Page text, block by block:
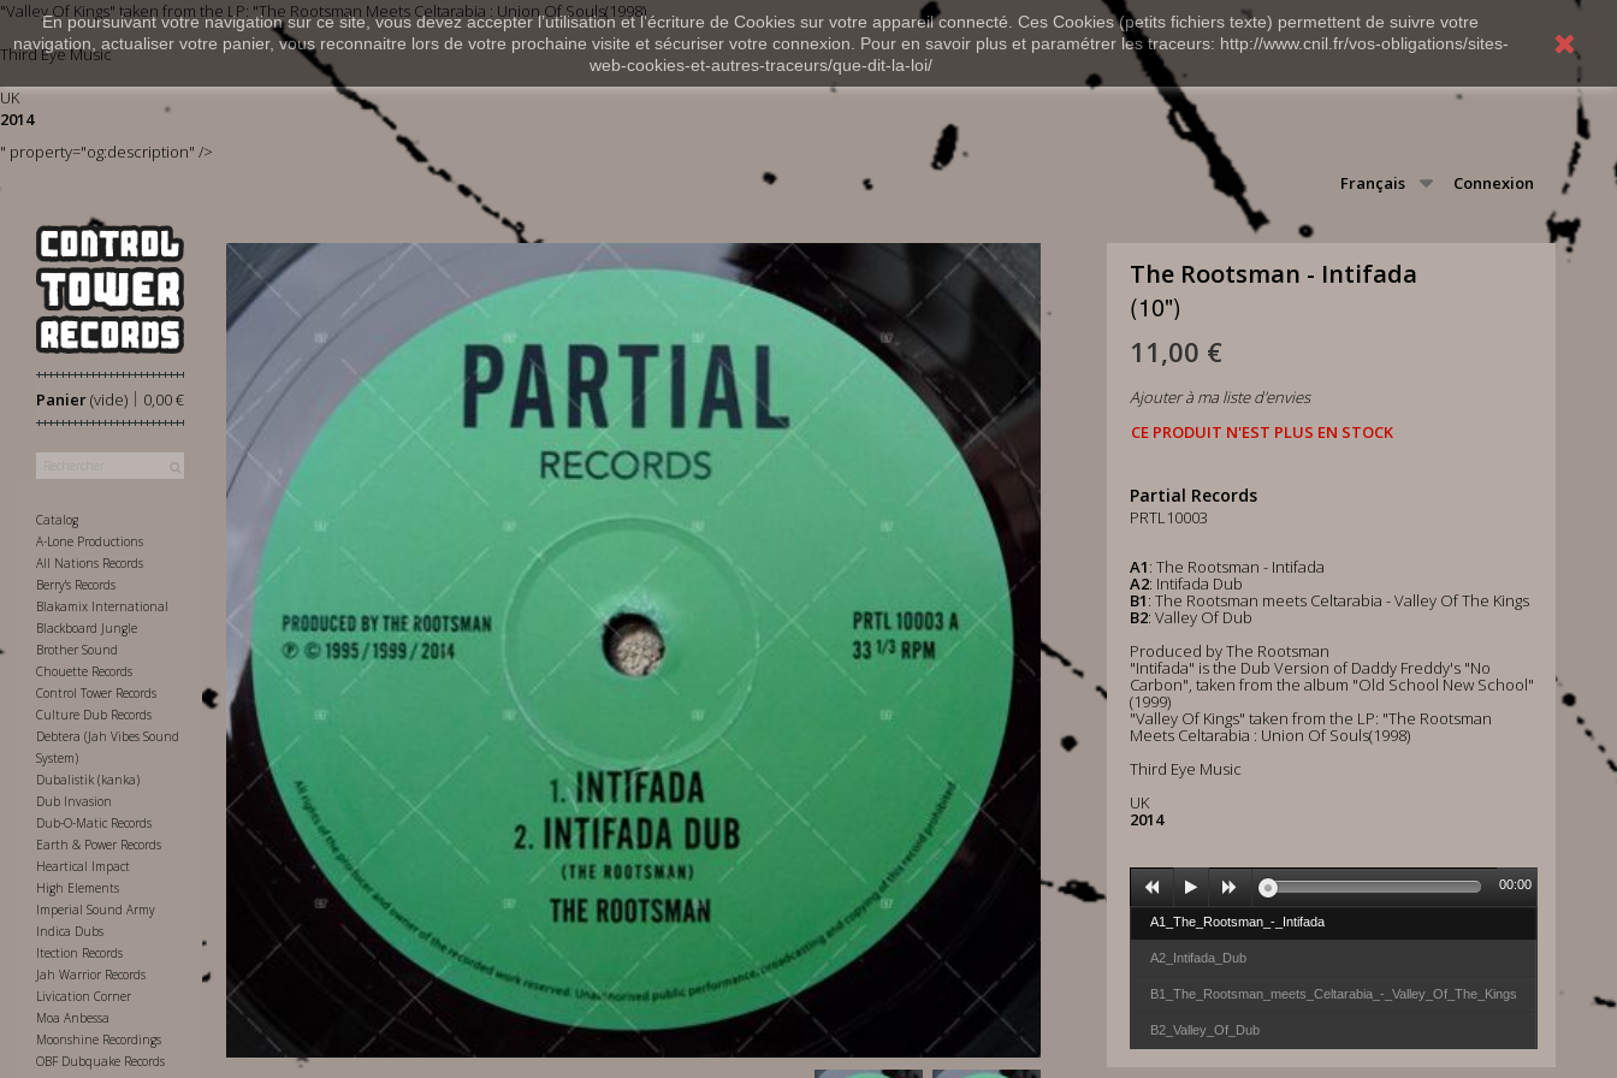
"Valley Of Kings" taken from the LP: "The Rootsman Meets Celtarabia : Union Of Souls(1998)
Third Eye Music
UK
2014
" property="og:description" />
En poursuivant votre navigation sur ce site, vous devez accepter l’utilisation et l'écriture de Cookies sur votre appareil connecté. Ces Cookies (petits fichiers texte) permettent de suivre votre
navigation, actualiser votre panier, vous reconnaitre lors de votre prochaine visite et sécuriser votre connexion. Pour en savoir plus et paramétrer les traceurs: http://www.cnil.fr/vos-obligations/sites-
web-cookies-et-autres-traceurs/que-dit-la-loi/
Connexion
Français
Panier 0,00 €
|
(vide)
Catalog
A-Lone Productions
All Nations Records
Berry's Records
Blakamix International
Blackboard Jungle
Brother Sound
Chouette Records
Control Tower Records
Culture Dub Records
Debtera (Jah Vibes Sound
System)
Dubalistik (kanka)
Dub Invasion
Dub-O-Matic Records
Earth & Power Records
Heartical Impact
High Elements
Imperial Sound Army
Indica Dubs
Itection Records
Jah Warrior Records
Livication Corner
Moa Anbessa
Moonshine Recordings
OBF Dubquake Records
The Rootsman - Intifada
(10")
11,00 €
Ajouter à ma liste d'envies
CE PRODUIT N'EST PLUS EN STOCK
Partial Records
PRTL10003
A1: The Rootsman - Intifada
A2: Intifada Dub
B1: The Rootsman meets Celtarabia - Valley Of The Kings
B2: Valley Of Dub
Produced by The Rootsman
"Intifada" is the Dub Version of Daddy Freddy's "No
Carbon", taken from the album "Old School New School"
(1999)
"Valley Of Kings" taken from the LP: "The Rootsman
Meets Celtarabia : Union Of Souls(1998)
Third Eye Music
UK
2014
A1_The_Rootsman_-_Intifada
A2_Intifada_Dub
B1_The_Rootsman_meets_Celtarabia_-_Valley_Of_The_Kings
B2_Valley_Of_Dub
00:00